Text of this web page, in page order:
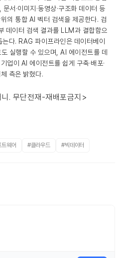
서·이미지·동영상·구조화 데이터 등
의 통합 AI 벡터 검색을 제공한다. 검
데이터 검색 결과를 LLM과 결합함으
다. RAG 파이프라인은 데이터베이
실행할 수 있으며, AI 에이전트를 데
업이 AI 에이전트를 쉽게 구축·배포·
측은 밝혔다.
. 무단전재-재배포금지>
웨어 #클라우드 #빅데이터